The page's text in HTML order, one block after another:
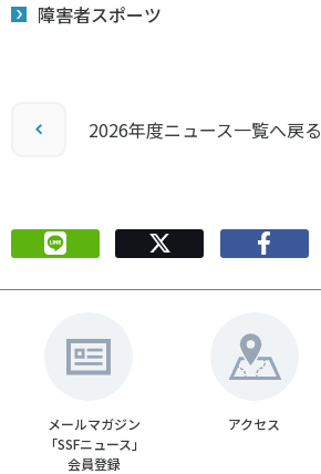
障害者スポーツ
2026年度ニュース一覧へ戻る
メールマガジン
「SSFニュース」
会員登録
アクセス